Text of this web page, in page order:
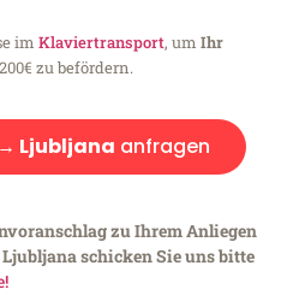
im Klaviertransport, um Ihr
zu befördern.
Ljubljana anfragen
zu Ihrem Anliegen
schicken Sie uns bitte